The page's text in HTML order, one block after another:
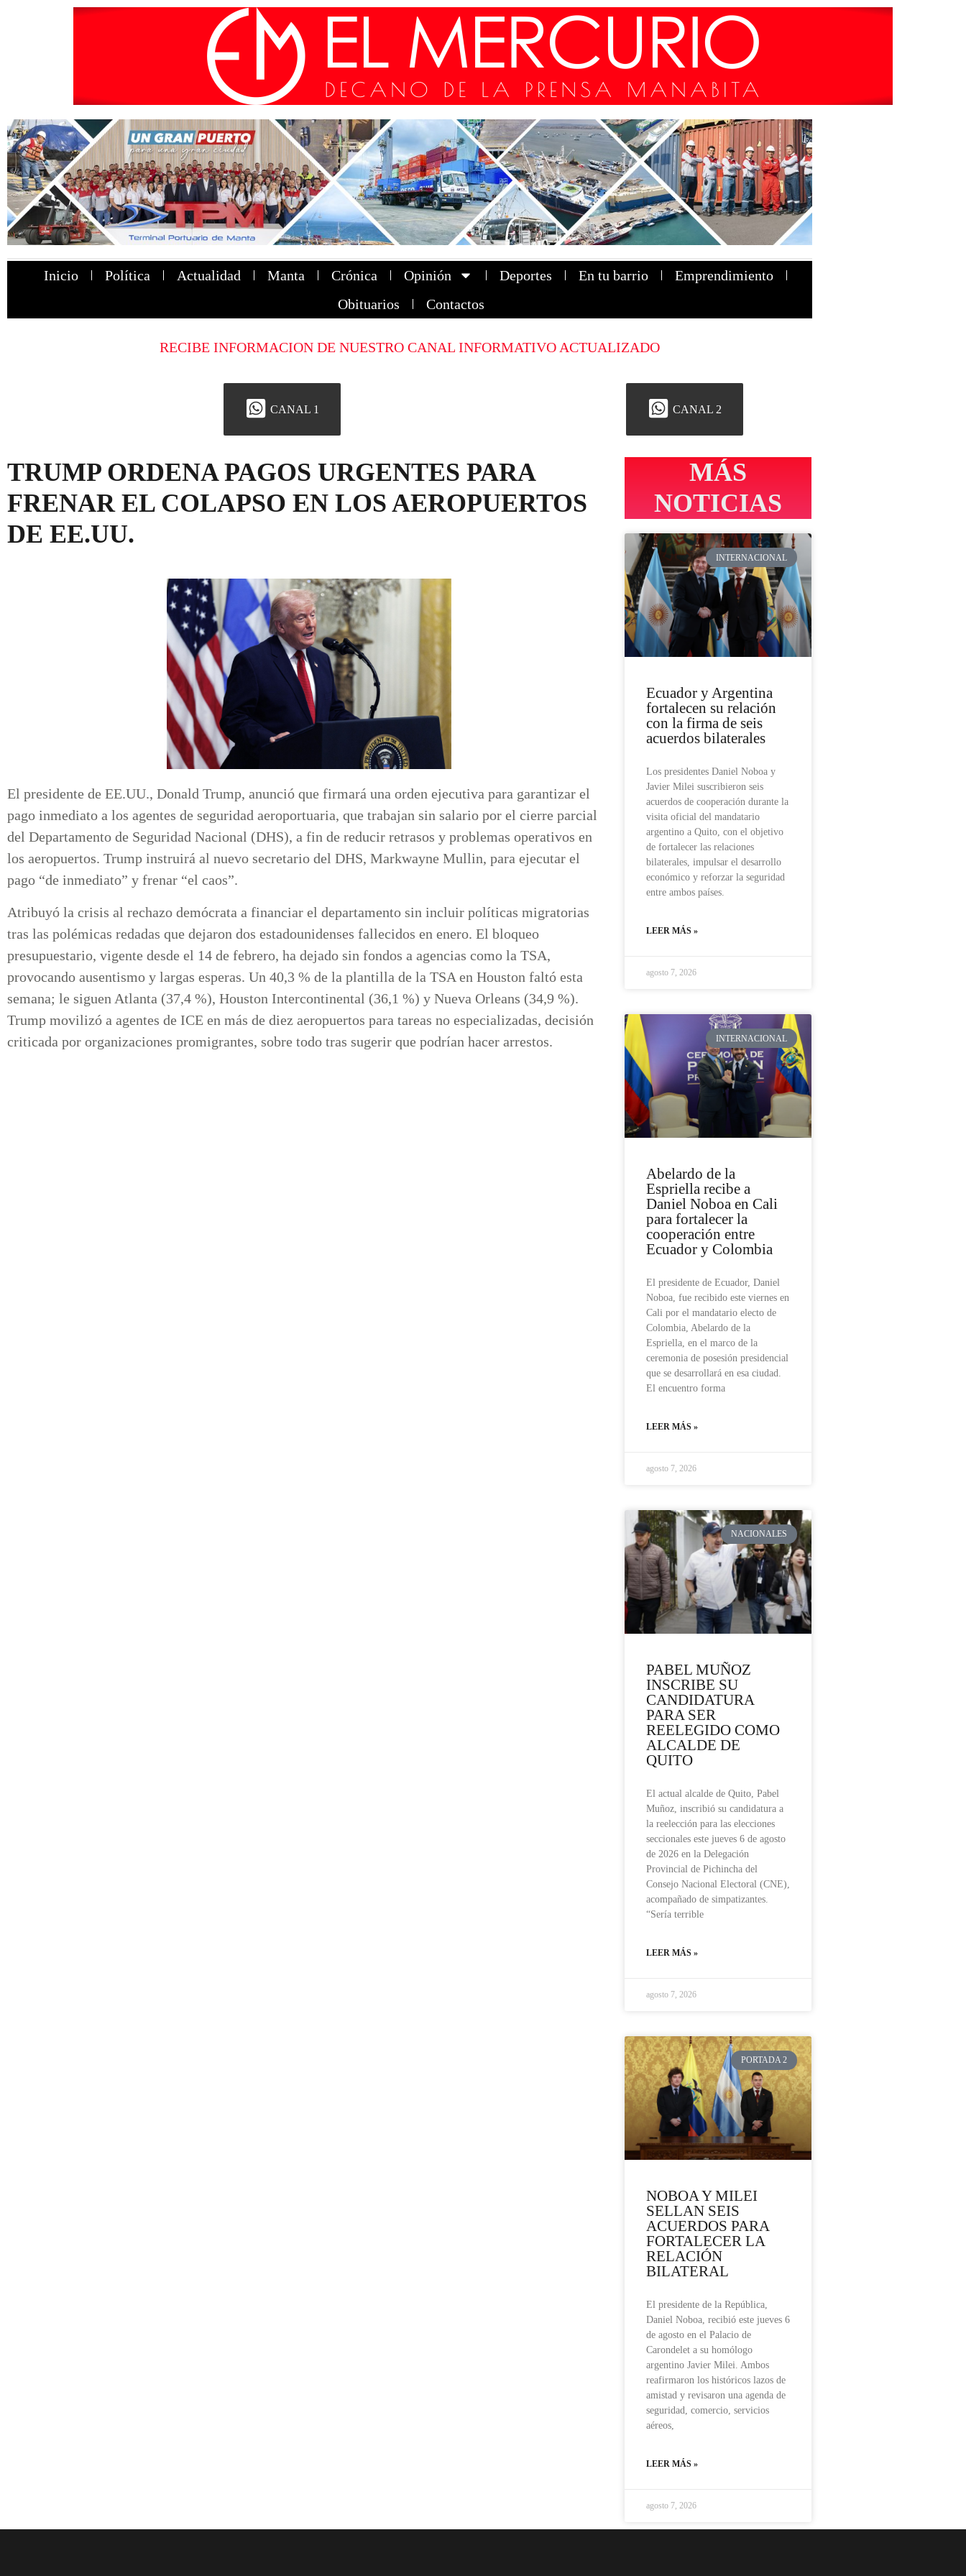
Inicio Política Actualidad Manta Crónica Opinión Deportes En tu barrio
Emprendimiento
Obituarios
Contactos
RECIBE INFORMACION DE NUESTRO CANAL INFORMATIVO ACTUALIZADO
CANAL 1 CANAL 2
TRUMP ORDENA PAGOS URGENTES PARA
FRENAR EL COLAPSO EN LOS AEROPUERTOS
DE EE.UU.
El presidente de EE.UU., Donald Trump, anunció que firmará una orden ejecutiva para garantizar el
pago inmediato a los agentes de seguridad aeroportuaria, que trabajan sin salario por el cierre parcial
del Departamento de Seguridad Nacional (DHS), a fin de reducir retrasos y problemas operativos en
los aeropuertos. Trump instruirá al nuevo secretario del DHS, Markwayne Mullin, para ejecutar el
pago “de inmediato” y frenar “el caos”.
Atribuyó la crisis al rechazo demócrata a financiar el departamento sin incluir políticas migratorias
tras las polémicas redadas que dejaron dos estadounidenses fallecidos en enero. El bloqueo
presupuestario, vigente desde el 14 de febrero, ha dejado sin fondos a agencias como la TSA,
provocando ausentismo y largas esperas. Un 40,3 % de la plantilla de la TSA en Houston faltó esta
semana; le siguen Atlanta (37,4 %), Houston Intercontinental (36,1 %) y Nueva Orleans (34,9 %).
Trump movilizó a agentes de ICE en más de diez aeropuertos para tareas no especializadas, decisión
criticada por organizaciones promigrantes, sobre todo tras sugerir que podrían hacer arrestos.
MÁS
NOTICIAS
INTERNACIONAL
Ecuador y Argentina
fortalecen su relación
con la firma de seis
acuerdos bilaterales
Los presidentes Daniel Noboa y
Javier Milei suscribieron seis
acuerdos de cooperación durante la
visita oficial del mandatario
argentino a Quito, con el objetivo
de fortalecer las relaciones
bilaterales, impulsar el desarrollo
económico y reforzar la seguridad
entre ambos países.
LEER MÁS »
agosto 7, 2026
INTERNACIONAL
Abelardo de la
Espriella recibe a
Daniel Noboa en Cali
para fortalecer la
cooperación entre
Ecuador y Colombia
El presidente de Ecuador, Daniel
Noboa, fue recibido este viernes en
Cali por el mandatario electo de
Colombia, Abelardo de la
Espriella, en el marco de la
ceremonia de posesión presidencial
que se desarrollará en esa ciudad.
El encuentro forma
LEER MÁS »
agosto 7, 2026
NACIONALES
PABEL MUÑOZ
INSCRIBE SU
CANDIDATURA
PARA SER
REELEGIDO COMO
ALCALDE DE
QUITO
El actual alcalde de Quito, Pabel
Muñoz, inscribió su candidatura a
la reelección para las elecciones
seccionales este jueves 6 de agosto
de 2026 en la Delegación
Provincial de Pichincha del
Consejo Nacional Electoral (CNE),
acompañado de simpatizantes.
“Sería terrible
LEER MÁS »
agosto 7, 2026
PORTADA 2
NOBOA Y MILEI
SELLAN SEIS
ACUERDOS PARA
FORTALECER LA
RELACIÓN
BILATERAL
El presidente de la República,
Daniel Noboa, recibió este jueves 6
de agosto en el Palacio de
Carondelet a su homólogo
argentino Javier Milei. Ambos
reafirmaron los históricos lazos de
amistad y revisaron una agenda de
seguridad, comercio, servicios
aéreos,
LEER MÁS »
agosto 7, 2026